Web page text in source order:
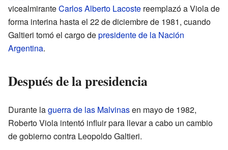
vicealmiranteCarlos Alberto Lacoste reemplazó a Viola de
forma interina hasta el 22 de diciembre de 1981, cuando
Galtieri tomó el cargo depresidente de la Nación
Argentina.
Después de la presidencia
Durante laguerra de las Malvinasen mayo de 1982,
Roberto Viola intentó influir para llevar a cabo un cambio
de gobierno contra Leopoldo Galtieri.